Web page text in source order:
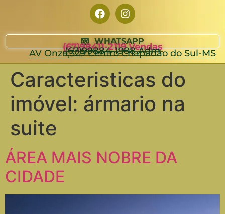
WHATSAPP
(67)98411-2119 Vendas
(67)99884-1988 Adm
AV Onze,329 Centro Chapadão do Sul-MS
Caracteristicas do
imóvel: ármario na
suite
ÁREA MAIS NOBRE DA
CIDADE